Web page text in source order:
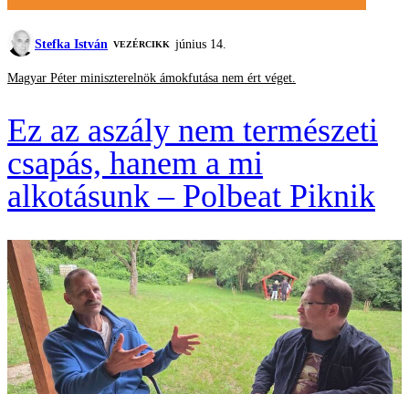
Stefka István VEZÉRCIKK június 14.
Magyar Péter miniszterelnök ámokfutása nem ért véget.
Ez az aszály nem természeti
csapás, hanem a mi
alkotásunk – Polbeat Piknik